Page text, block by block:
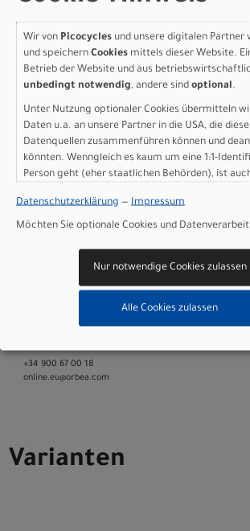
Kette: Sram GX Eagle 12-Speed
Steuersatz: Alloy 1-1/2", Black Oxidated
Lenker: OC Mountain Performance MP10
Width 760
Lenkerband Griffe: Ergon GXR
Sattel: Prologo Nago R4 Tirox rails size
Sattelstütze: OC Mountain Performance
Räder: Oquo Mountain Performance
Herstellerdaten gem. GPSR
Orbea S. Coop.
P.I.Goitondo 48269
+34 900 67 00 18
online.eu@orbea.com
Varianten
Wir von Picocycles und unsere digitalen Partner
und speichern Cookies mittels dieser Website.
Betrieb der Website und aus
unbedingt notwendig, andere sind optional.
Unter Nutzung optionaler Cookies übermitteln
Daten u.a. an unsere Partner in die USA, die
Datenquellen zusammenführen können und
könnten. Wenngleich es kaum um eine 1:1-
Person geht (eher staatlichen Behörden), ist
sind wie bei uns in der Europäischen Union.
Datenschutzerklärung — Impressum
Möchten Sie optionale Cookies und
Nur notwendige Cookies zulassen
Alle Cookies zulassen